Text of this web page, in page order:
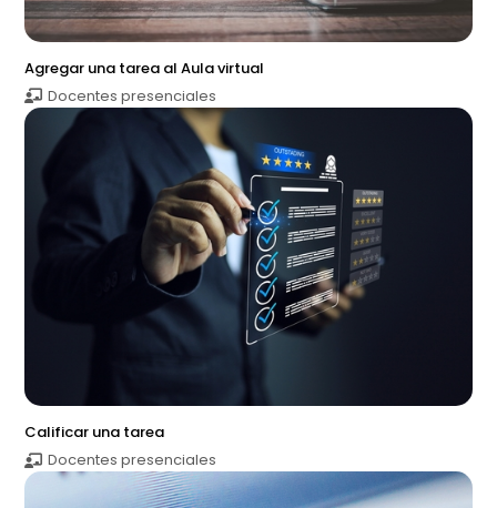
Agregar una tarea al Aula virtual
Docentes presenciales
Calificar una tarea
Docentes presenciales